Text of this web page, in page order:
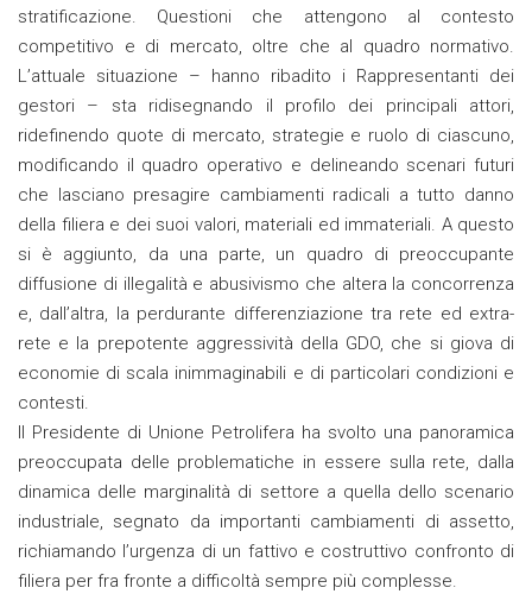
stratificazione. Questioni che attengono al contesto
competitivo e di mercato, oltre che al quadro normativo.
L’attuale situazione – hanno ribadito i Rappresentanti dei
gestori – sta ridisegnando il profilo dei principali attori,
ridefinendo quote di mercato, strategie e ruolo di ciascuno,
modificando il quadro operativo e delineando scenari futuri
che lasciano presagire cambiamenti radicali a tutto danno
della filiera e dei suoi valori, materiali ed immateriali. A questo
si è aggiunto, da una parte, un quadro di preoccupante
diffusione di illegalità e abusivismo che altera la concorrenza
e, dall’altra, la perdurante differenziazione tra rete ed extra-
rete e la prepotente aggressività della GDO, che si giova di
economie di scala inimmaginabili e di particolari condizioni e
contesti.
Il Presidente di Unione Petrolifera ha svolto una panoramica
preoccupata delle problematiche in essere sulla rete, dalla
dinamica delle marginalità di settore a quella dello scenario
industriale, segnato da importanti cambiamenti di assetto,
richiamando l’urgenza di un fattivo e costruttivo confronto di
filiera per fra fronte a difficoltà sempre più complesse.